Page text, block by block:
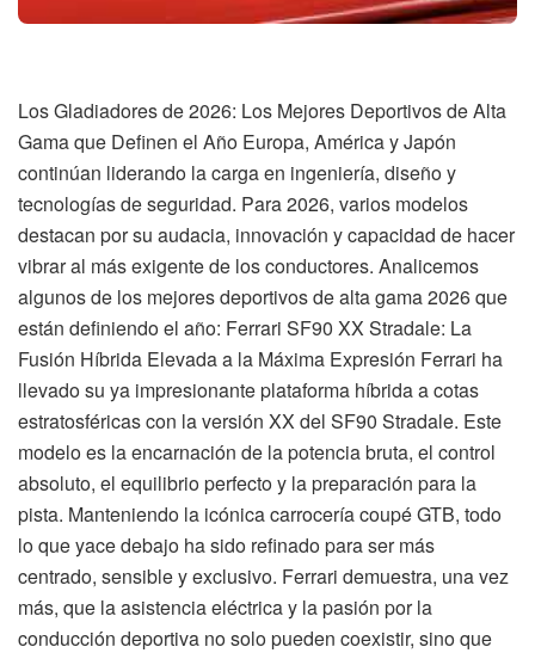
Los Gladiadores de 2026: Los Mejores Deportivos de Alta
Gama que Definen el Año Europa, América y Japón
continúan liderando la carga en ingeniería, diseño y
tecnologías de seguridad. Para 2026, varios modelos
destacan por su audacia, innovación y capacidad de hacer
vibrar al más exigente de los conductores. Analicemos
algunos de los mejores deportivos de alta gama 2026 que
están definiendo el año: Ferrari SF90 XX Stradale: La
Fusión Híbrida Elevada a la Máxima Expresión Ferrari ha
llevado su ya impresionante plataforma híbrida a cotas
estratosféricas con la versión XX del SF90 Stradale. Este
modelo es la encarnación de la potencia bruta, el control
absoluto, el equilibrio perfecto y la preparación para la
pista. Manteniendo la icónica carrocería coupé GTB, todo
lo que yace debajo ha sido refinado para ser más
centrado, sensible y exclusivo. Ferrari demuestra, una vez
más, que la asistencia eléctrica y la pasión por la
conducción deportiva no solo pueden coexistir, sino que